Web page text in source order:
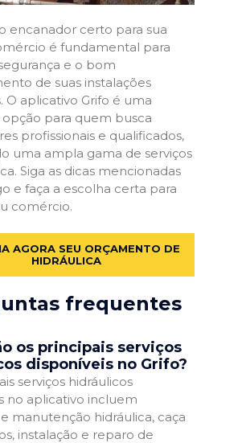
encanador certo para sua
é fundamental para
e o bom
de suas instalações
O aplicativo Grifo é uma
para quem busca
profissionais e qualificados,
uma ampla gama de serviços
Siga as dicas mencionadas
e faça a escolha certa para
comércio.
AGORA SEU ORÇAMENTO DE
HIDRÁULICA
frequentes
os principais serviços
disponíveis no Grifo?
serviços hidráulicos
no aplicativo incluem
manutenção hidráulica, caça
instalação e reparo de